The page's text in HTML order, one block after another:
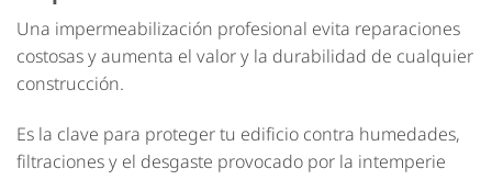
Una impermeabilización profesional evita reparaciones
costosas y aumenta el valor y la durabilidad de cualquier
construcción.
Es la clave para proteger tu edificio contra humedades,
filtraciones y el desgaste provocado por la intemperie